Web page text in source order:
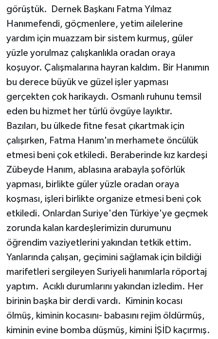
görüştük. Dernek Başkanı Fatma Yılmaz
Hanımefendi, göçmenlere, yetim ailelerine
yardım için muazzam bir sistem kurmuş, güler
yüzle yorulmaz çalışkanlıkla oradan oraya
koşuyor. Çalışmalarına hayran kaldım. Bir Hanımın
bu derece büyük ve güzel işler yapması
gerçekten çok harikaydı. Osmanlı ruhunu temsil
eden bu hizmet her türlü övgüye layıktır.
Bazıları, bu ülkede fitne fesat çıkartmak için
çalışırken, Fatma Hanım'ın merhamete öncülük
etmesi beni çok etkiledi. Beraberinde kız kardeşi
Zübeyde Hanım, ablasına arabayla şoförlük
yapması, birlikte güler yüzle oradan oraya
koşması, işleri birlikte organize etmesi beni çok
etkiledi. Onlardan Suriye'den Türkiye'ye geçmek
zorunda kalan kardeşlerimizin durumunu
öğrendim vaziyetlerini yakından tetkik ettim.
Yanlarında çalışan, geçimini sağlamak için bildiği
marifetleri sergileyen Suriyeli hanımlarla röportaj
yaptım. Acıklı durumlarını yakından izledim. Her
birinin başka bir derdi vardı. Kiminin kocası
ölmüş, kiminin kocasını- babasını rejim öldürmüş,
kiminin evine bomba düşmüş, kimini İŞİD kaçırmış.
YAŞAM VE ÇEVRE